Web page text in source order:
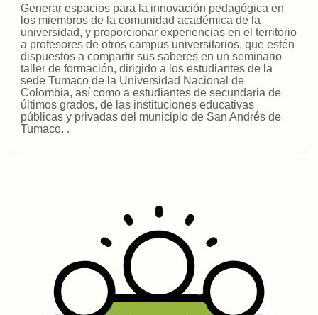
Generar espacios para la innovación pedagógica en
los miembros de la comunidad académica de la
universidad, y proporcionar experiencias en el territorio
a profesores de otros campus universitarios, que estén
dispuestos a compartir sus saberes en un seminario
taller de formación, dirigido a los estudiantes de la
sede Tumaco de la Universidad Nacional de
Colombia, así como a estudiantes de secundaria de
últimos grados, de las instituciones educativas
públicas y privadas del municipio de San Andrés de
Tumaco. .